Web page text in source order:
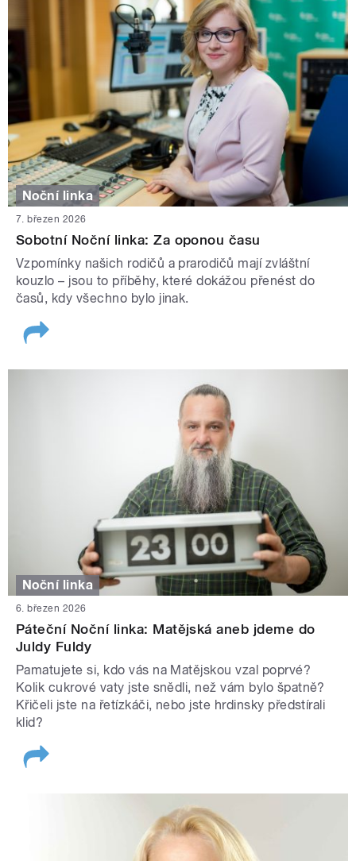
Noční linka
7. březen 2026
Sobotní Noční linka: Za oponou času
Vzpomínky našich rodičů a prarodičů mají zvláštní
kouzlo – jsou to příběhy, které dokážou přenést do
časů, kdy všechno bylo jinak.
Noční linka
6. březen 2026
Páteční Noční linka: Matějská aneb jdeme do
Juldy Fuldy
Pamatujete si, kdo vás na Matějskou vzal poprvé?
Kolik cukrové vaty jste snědli, než vám bylo špatně?
Křičeli jste na řetízkáči, nebo jste hrdinsky předstírali
klid?